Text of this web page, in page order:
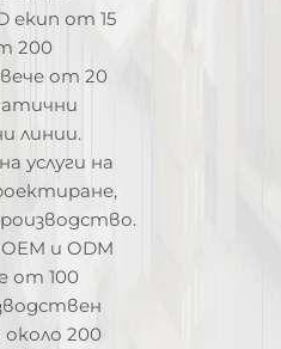
екип от 15
200
от 20
линии.
услуги на
и ODM
от 100
200